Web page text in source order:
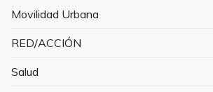
Movilidad Urbana
RED/ACCIÓN
Salud